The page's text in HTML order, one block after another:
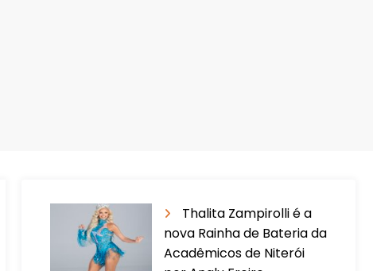
Thalita Zampirolli é a
nova Rainha de Bateria da
Acadêmicos de Niterói